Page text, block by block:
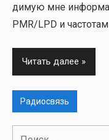
ди­мую мне
PMR/LPD и
Читать далее
Радиосвязь
Поиск